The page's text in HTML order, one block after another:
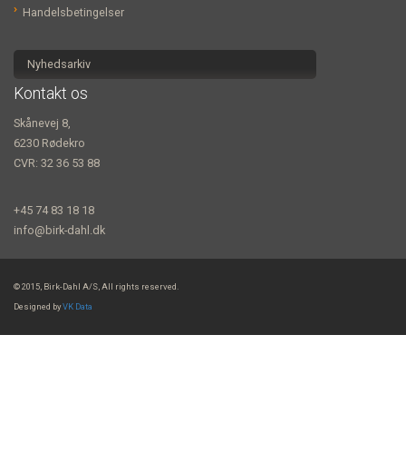
Handelsbetingelser
Nyhedsarkiv
Kontakt os
Skånevej 8,
6230 Rødekro
CVR: 32 36 53 88
+45 74 83 18 18
info@birk-dahl.dk
© 2015, Birk-Dahl A/S, All rights reserved.
Designed byVK Data